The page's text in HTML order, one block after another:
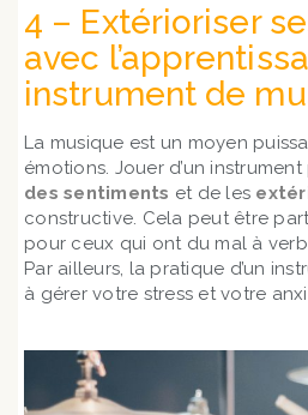
4 – Extérioriser
avec
instrument de
La musique est un moyen
émotions. Jouer d’un
des sentiments et de les
constructive. Cela peut être
pour ceux qui ont du mal à
Par ailleurs, la pratique d’un
à gérer votre stress et votre